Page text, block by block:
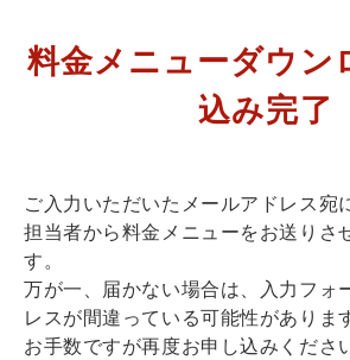
料金メニューダウン
込み完了
ご入力いただいたメールアドレス宛
担当者から料金メニューをお送りさ
す。
万が一、届かない場合は、入力フォ
レスが間違っている可能性がありま
お手数ですが再度お申し込みくださ